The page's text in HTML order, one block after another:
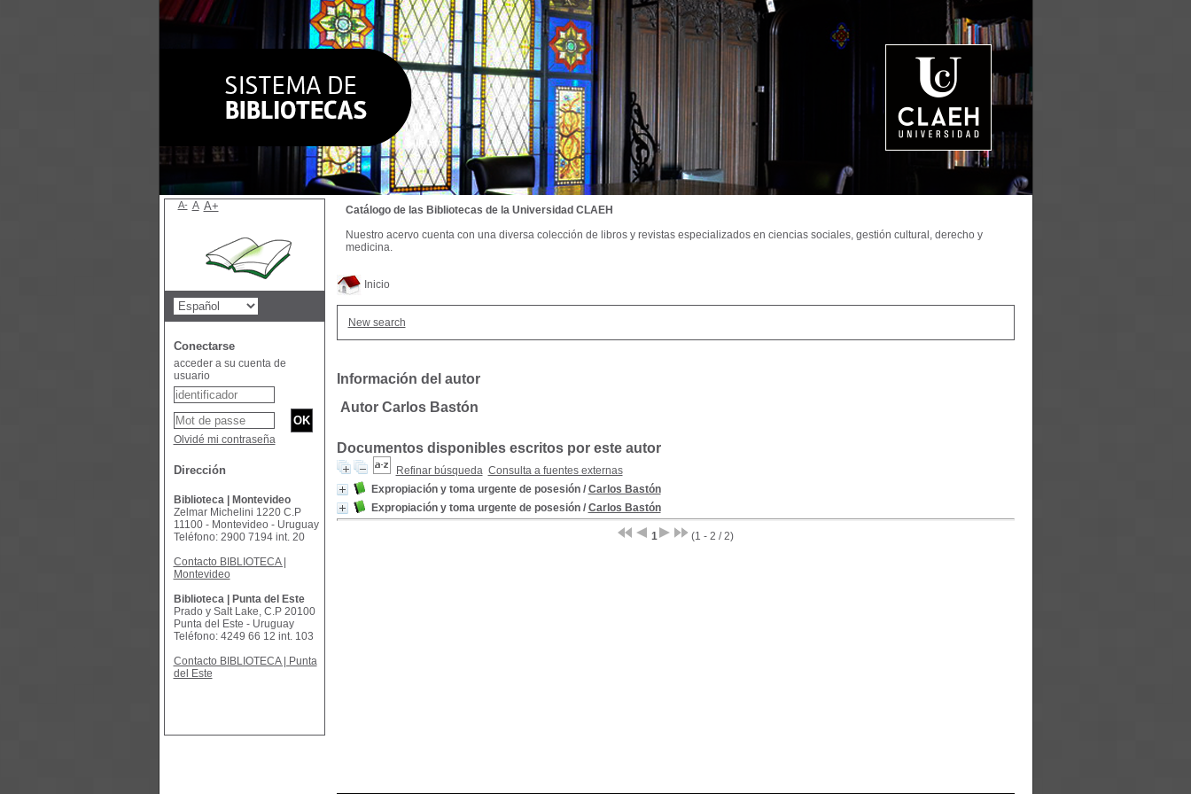
Inicio
New search
Información del autor
Autor Carlos Bastón
Documentos disponibles escritos por este autor
Refinar búsqueda Consulta a fuentes externas
Expropiación y toma urgente de posesión/ Carlos Bastón
Expropiación y toma urgente de posesión/ Carlos Bastón
1 (1 - 2 / 2)
Catálogo de las Bibliotecas de la Universidad CLAEH
Nuestro acervo cuenta con una diversa colección de libros y revistas especializados en ciencias sociales, gestión cultural, derecho y
medicina.
A- A A+
Conectarse
acceder a su cuenta de
usuario
Olvidé mi contraseña
Dirección
Biblioteca | Montevideo
Zelmar Michelini 1220 C.P
11100 - Montevideo - Uruguay
Teléfono: 2900 7194 int. 20
Contacto BIBLIOTECA |
Montevideo
Biblioteca | Punta del Este
Prado y Salt Lake, C.P 20100
Punta del Este - Uruguay
Teléfono: 4249 66 12 int. 103
Contacto BIBLIOTECA | Punta
del Este